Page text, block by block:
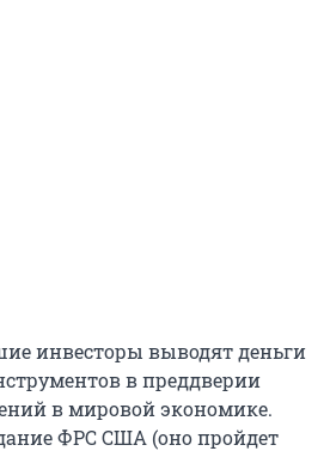
инвесторы выводят деньги
в преддверии
в мировой экономике.
ФРС США (оно пройдет